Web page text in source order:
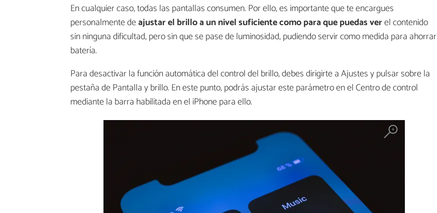
En cualquier caso, todas las pantallas consumen. Por ello, es importante que te encargues
personalmente deajustar el brillo a un nivel suficiente como para que puedas verel contenido
sin ninguna dificultad, pero sin que se pase de luminosidad, pudiendo servir como medida para ahorrar
batería.
Para desactivar la función automática del control del brillo, debes dirigirte a Ajustes y pulsar sobre la
pestaña de Pantalla y brillo. En este punto, podrás ajustar este parámetro en el Centro de control
mediante la barra habilitada en el iPhone para ello.